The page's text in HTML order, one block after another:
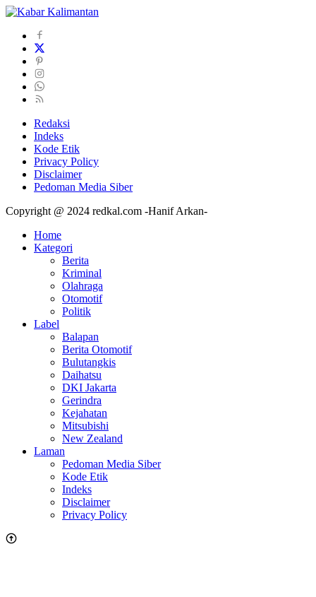
Redaksi
Indeks
Kode Etik
Privacy Policy
Disclaimer
Pedoman Media Siber
Copyright @ 2024 redkal.com -Hanif Arkan-
Home
Kategori
Berita
Kriminal
Olahraga
Otomotif
Politik
Label
Balapan
Berita Otomotif
Bulutangkis
Daihatsu
DKI Jakarta
Gerindra
Kejahatan
Mitsubishi
New Zealand
Laman
Pedoman Media Siber
Kode Etik
Indeks
Disclaimer
Privacy Policy